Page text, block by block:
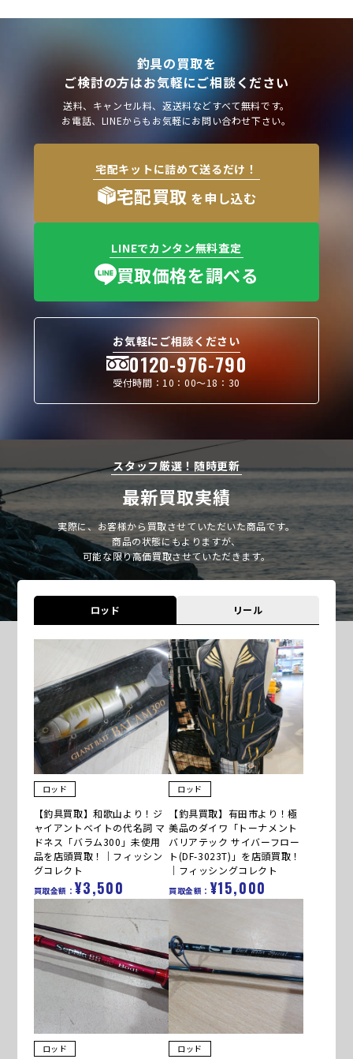
釣具の買取を
ご検討の方はお気軽にご相談ください
送料、キャンセル料、返送料などすべて無料です。
お電話、LINEからもお気軽にお問い合わせ下さい。
宅配キットに詰めて送るだけ！
宅配買取 を申し込む
LINEでカンタン無料査定
買取価格を調べる
お気軽にご相談ください
0120-976-790
受付時間：10：00〜18：30
スタッフ厳選！随時更新
最新買取実績
実際に、お客様から買取させていただいた商品です。
商品の状態にもよりますが、
可能な限り高価買取させていただきます。
ロッド リール
ロッド
【釣具買取】和歌山より！ジ
ャイアントベイトの代名詞 マ
ドネス「バラム300」未使用
品を店頭買取！｜フィッシン
グコレクト
買取金額： ¥3,500
ロッド
【釣具買取】有田市より！極
美品のダイワ「トーナメント
バリアテック サイバーフロー
ト(DF-3023T)」を店頭買取！
｜フィッシングコレクト
買取金額： ¥15,000
ロッド ロッド